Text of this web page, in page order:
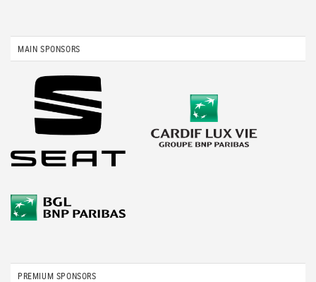
MAIN SPONSORS
PREMIUM SPONSORS